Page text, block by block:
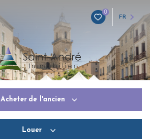
0
FR
Acheter de l'ancien
Louer